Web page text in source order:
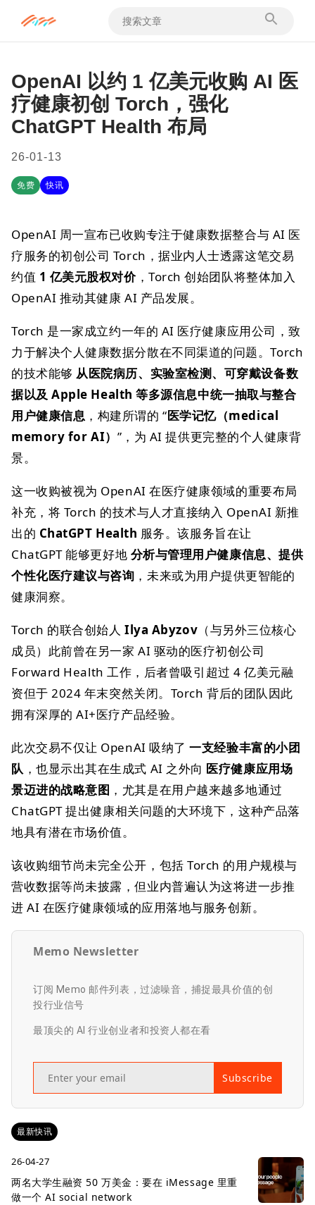
OpenAI 以约 1 亿美元收购 AI 医
疗健康初创 Torch，强化
ChatGPT Health 布局
26-01-13
免费 快讯
OpenAI 周一宣布已收购专注于健康数据整合与 AI 医
疗服务的初创公司 Torch，据业内人士透露这笔交易
约值 1 亿美元股权对价，Torch 创始团队将整体加入
OpenAI 推动其健康 AI 产品发展。
Torch 是一家成立约一年的 AI 医疗健康应用公司，致
力于解决个人健康数据分散在不同渠道的问题。Torch
的技术能够 从医院病历、实验室检测、可穿戴设备数
据以及 Apple Health 等多源信息中统一抽取与整合
用户健康信息 ，构建所谓的 “医学记忆（medical
memory for AI） ”，为 AI 提供更完整的个人健康背
景。
这一收购被视为 OpenAI 在医疗健康领域的重要布局
补充，将 Torch 的技术与人才直接纳入 OpenAI 新推
出的 ChatGPT Health 服务。该服务旨在让
ChatGPT 能够更好地 分析与管理用户健康信息、提供
个性化医疗建议与咨询 ，未来或为用户提供更智能的
健康洞察。
Torch 的联合创始人Ilya Abyzov （与另外三位核心
成员）此前曾在另一家 AI 驱动的医疗初创公司
Forward Health 工作，后者曾吸引超过 4 亿美元融
资但于 2024 年末突然关闭。Torch 背后的团队因此
拥有深厚的 AI+医疗产品经验。
此次交易不仅让 OpenAI 吸纳了一支经验丰富的小团
队 ，也显示出其在生成式 AI 之外向 医疗健康应用场
景迈进的战略意图 ，尤其是在用户越来越多地通过
ChatGPT 提出健康相关问题的大环境下，这种产品落
地具有潜在市场价值。
该收购细节尚未完全公开，包括 Torch 的用户规模与
营收数据等尚未披露，但业内普遍认为这将进一步推
进 AI 在医疗健康领域的应用落地与服务创新。
Memo Newsletter
订阅 Memo 邮件列表，过滤噪音，捕捉最具价值的创
投行业信号
最顶尖的 AI 行业创业者和投资人都在看
Subscribe
最新快讯
26-04-27
两名大学生融资 50 万美金：要在 iMessage 里重
做一个 AI social network